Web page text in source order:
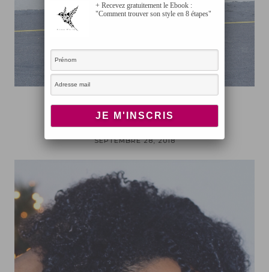
Look old school
SEPTEMBRE 28, 2018
+ Recevez gratuitement le Ebook :
"Comment trouver son style en 8 étapes"